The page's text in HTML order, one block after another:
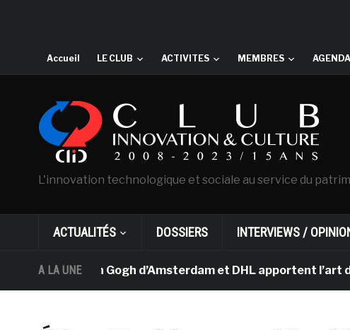
Accueil LE CLUB ACTIVITES MEMBRES AGENDA
L'innovation technologique et sociale au service du
ACTUALITÉS DOSSIERS INTERVIEWS /
A LA UNE
musée Van Gogh d’Amsterdam et DHL apportent l’art dans